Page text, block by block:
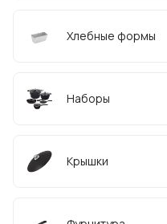
Хлебные формы
Наборы
Крышки